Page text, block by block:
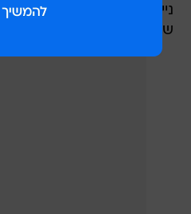
ניידים יותר ובכך להגדיל
שלהם בשוק העבודה.